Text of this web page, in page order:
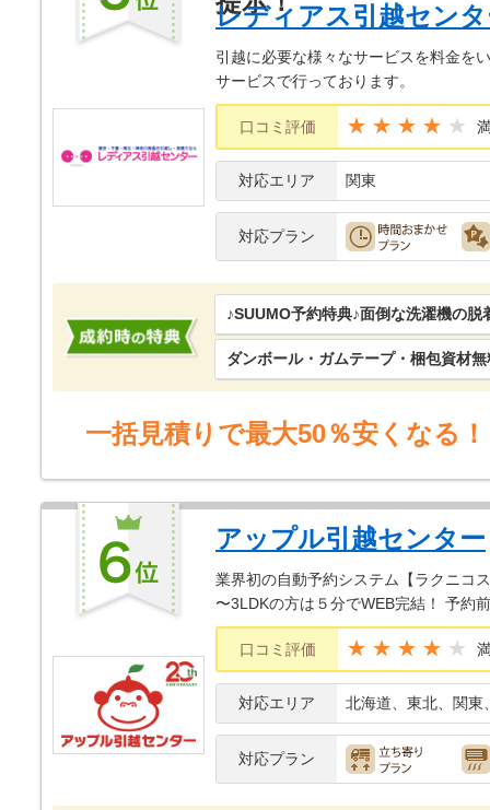
レディアス引越セン
引越に必要な様々なサービスを料金を
サービスで行っております。
口コミ評価 ★★★★
対応エリア 関東
対応プラン
♪SUUMO予約特典♪面倒な洗濯機の
ダンボール・ガムテープ・梱包資材
一括見積りで最大50％安くなる！
アップル引越センター
業界初の自動予約システム【ラクニコ
〜3LDKの方は５分でWEB完結！ 予約
口コミ評価 ★★★★
対応エリア 北海道、東北、関東
対応プラン